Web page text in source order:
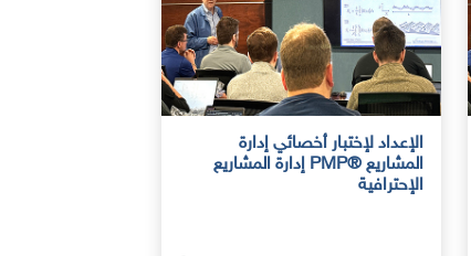
الإعداد لإختبار أخصائي إدارة
المشاريع ®PMP إدارة المشاريع
الإحترافية